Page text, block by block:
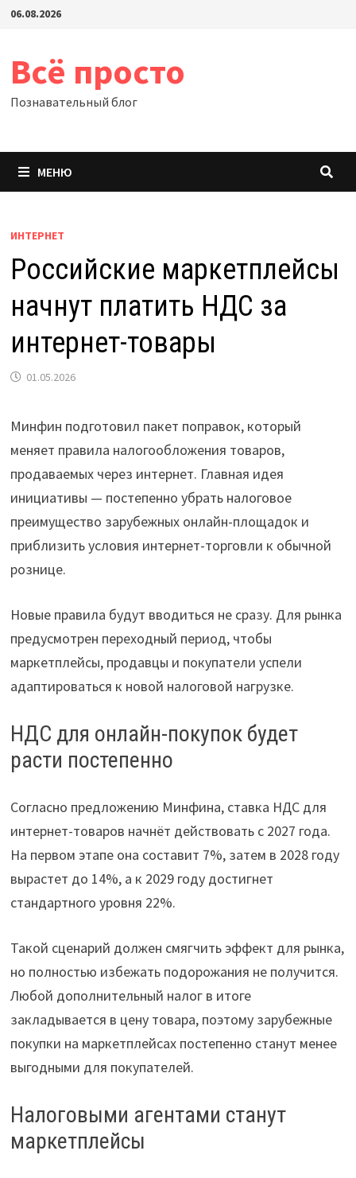
Перейти
06.08.2026
Всё просто
Познавательный блог
МЕНЮ
ИНТЕРНЕТ
Российские маркетплейсы
начнут платить НДС за
интернет-товары
01.05.2026
Минфин подготовил пакет поправок, который
меняет правила налогообложения товаров,
продаваемых через интернет. Главная идея
инициативы — постепенно убрать налоговое
преимущество зарубежных онлайн-площадок и
приблизить условия интернет-торговли к обычной
рознице.
Новые правила будут вводиться не сразу. Для рынка
предусмотрен переходный период, чтобы
маркетплейсы, продавцы и покупатели успели
адаптироваться к новой налоговой нагрузке.
НДС для онлайн-покупок будет
расти постепенно
Согласно предложению Минфина, ставка НДС для
интернет-товаров начнёт действовать с 2027 года.
На первом этапе она составит 7%, затем в 2028 году
вырастет до 14%, а к 2029 году достигнет
стандартного уровня 22%.
Такой сценарий должен смягчить эффект для рынка,
но полностью избежать подорожания не получится.
Любой дополнительный налог в итоге
закладывается в цену товара, поэтому зарубежные
покупки на маркетплейсах постепенно станут менее
выгодными для покупателей.
Налоговыми агентами станут
маркетплейсы